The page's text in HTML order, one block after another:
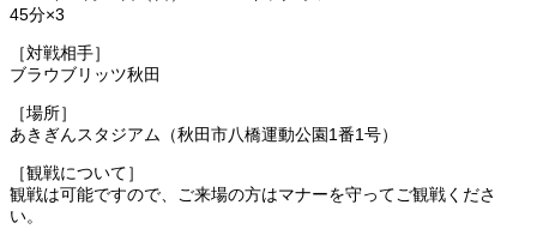
45分×3
［対戦相手］
ブラウブリッツ秋田
［場所］
あきぎんスタジアム（秋田市八橋運動公園1番1号）
［観戦について］
観戦は可能ですので、ご来場の方はマナーを守ってご観戦くださ
い。